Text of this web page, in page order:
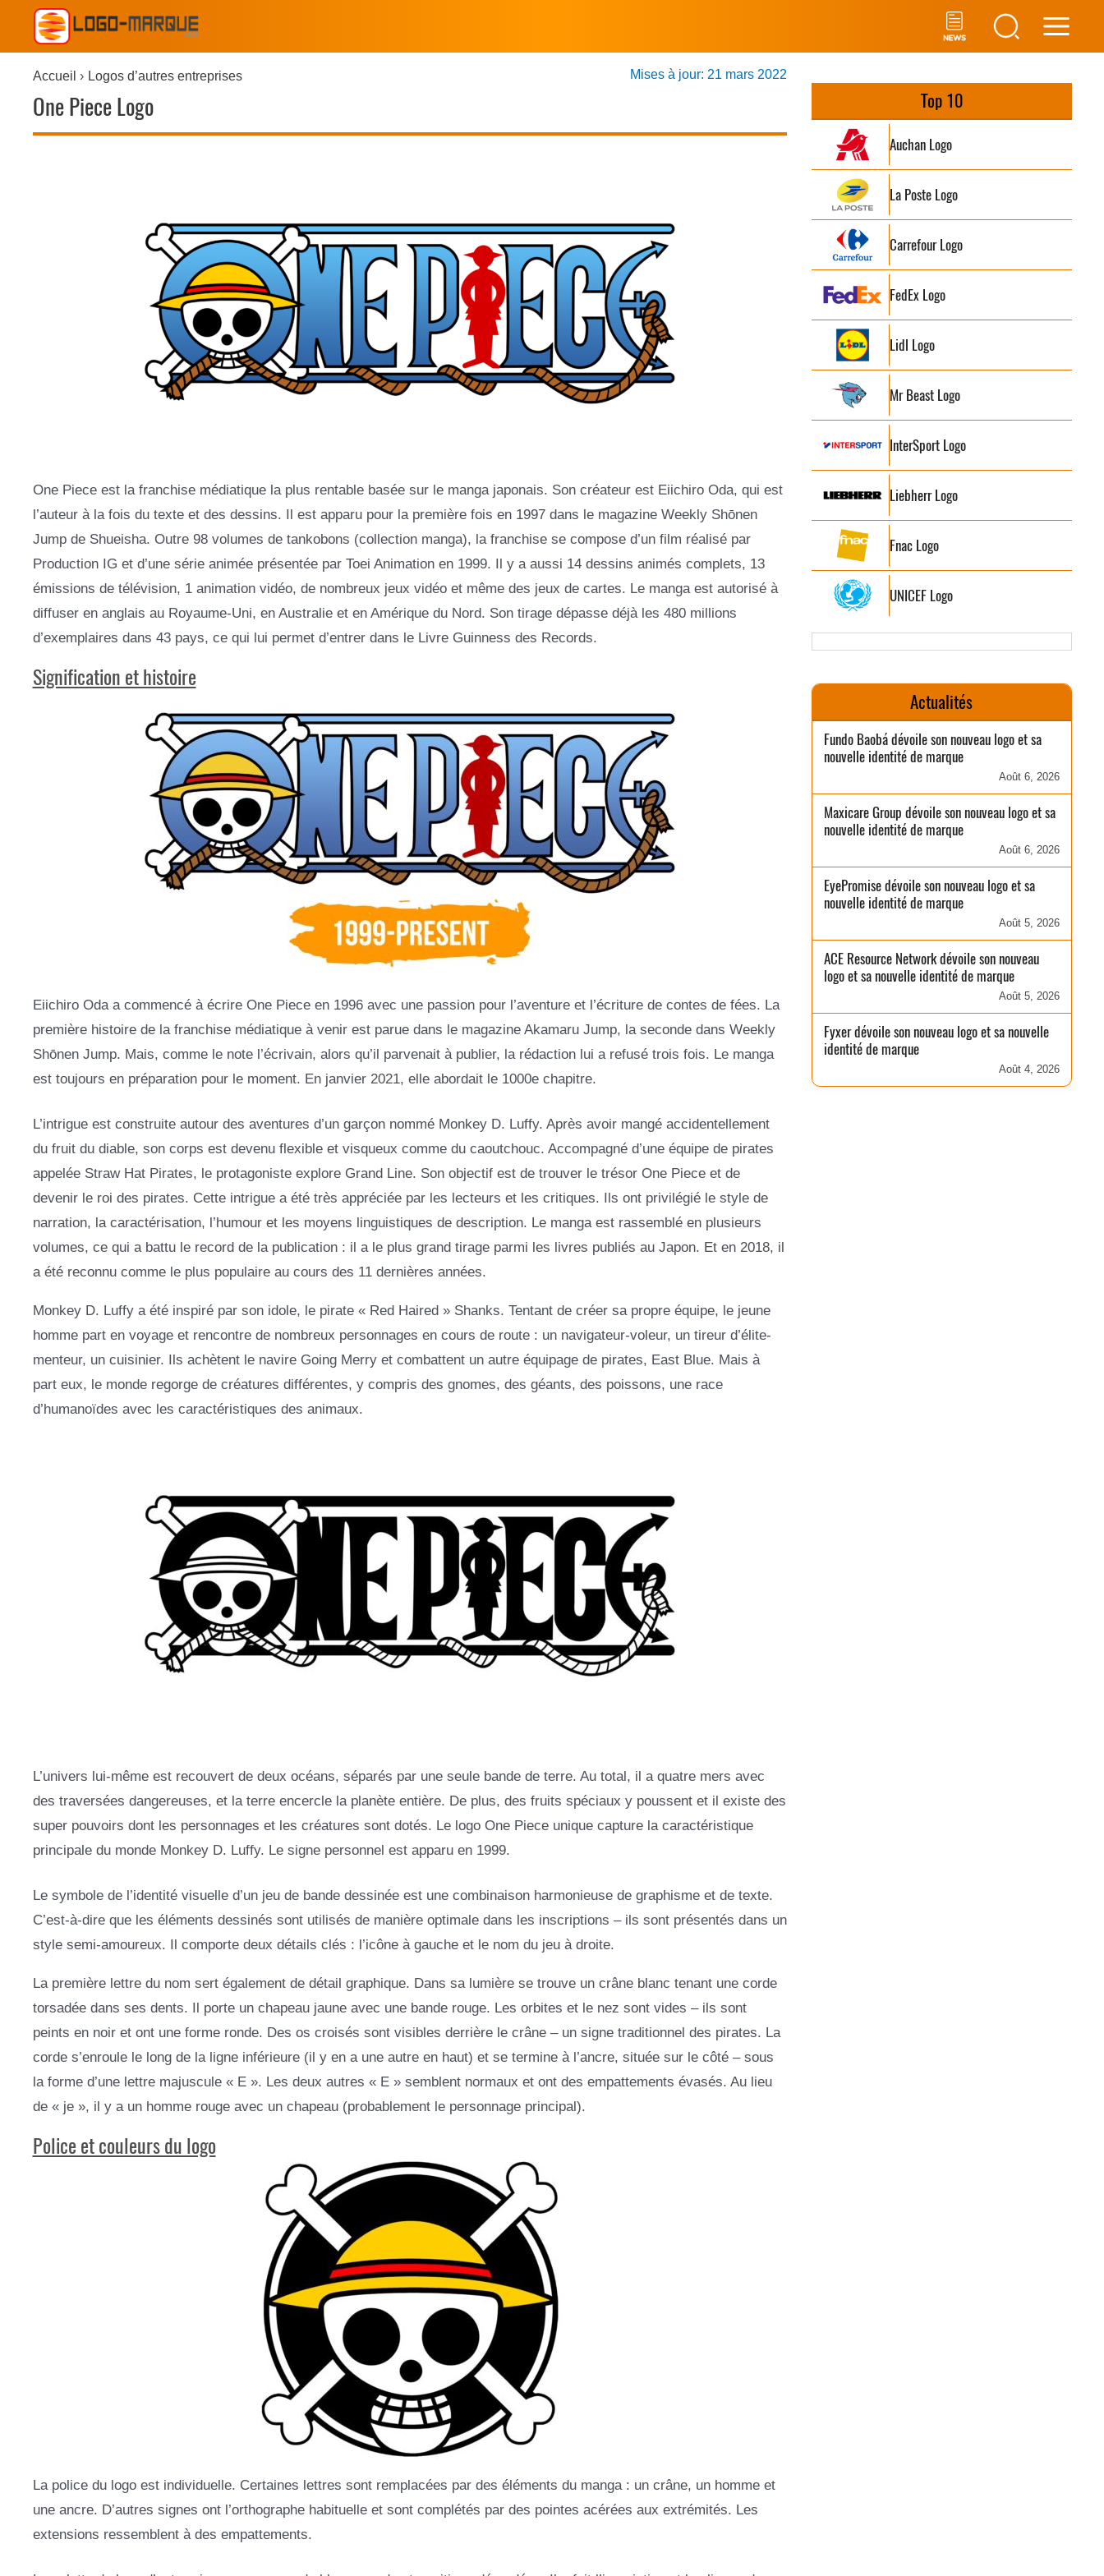
Accueil Logos d’autres entreprises
One Piece Logo
Mises à jour: 21 mars 2022
One Piece est la franchise médiatique la plus rentable basée sur le manga japonais. Son créateur est Eiichiro Oda, qui est
l’auteur à la fois du texte et des dessins. Il est apparu pour la première fois en 1997 dans le magazine Weekly Shōnen
Jump de Shueisha. Outre 98 volumes de tankobons (collection manga), la franchise se compose d’un film réalisé par
Production IG et d’une série animée présentée par Toei Animation en 1999. Il y a aussi 14 dessins animés complets, 13
émissions de télévision, 1 animation vidéo, de nombreux jeux vidéo et même des jeux de cartes. Le manga est autorisé à
diffuser en anglais au Royaume-Uni, en Australie et en Amérique du Nord. Son tirage dépasse déjà les 480 millions
d’exemplaires dans 43 pays, ce qui lui permet d’entrer dans le Livre Guinness des Records.
Signification et histoire
Eiichiro Oda a commencé à écrire One Piece en 1996 avec une passion pour l’aventure et l’écriture de contes de fées. La
première histoire de la franchise médiatique à venir est parue dans le magazine Akamaru Jump, la seconde dans Weekly
Shōnen Jump. Mais, comme le note l’écrivain, alors qu’il parvenait à publier, la rédaction lui a refusé trois fois. Le manga
est toujours en préparation pour le moment. En janvier 2021, elle abordait le 1000e chapitre.
L’intrigue est construite autour des aventures d’un garçon nommé Monkey D. Luffy. Après avoir mangé accidentellement
du fruit du diable, son corps est devenu flexible et visqueux comme du caoutchouc. Accompagné d’une équipe de pirates
appelée Straw Hat Pirates, le protagoniste explore Grand Line. Son objectif est de trouver le trésor One Piece et de
devenir le roi des pirates. Cette intrigue a été très appréciée par les lecteurs et les critiques. Ils ont privilégié le style de
narration, la caractérisation, l’humour et les moyens linguistiques de description. Le manga est rassemblé en plusieurs
volumes, ce qui a battu le record de la publication : il a le plus grand tirage parmi les livres publiés au Japon. Et en 2018, il
a été reconnu comme le plus populaire au cours des 11 dernières années.
Monkey D. Luffy a été inspiré par son idole, le pirate « Red Haired » Shanks. Tentant de créer sa propre équipe, le jeune
homme part en voyage et rencontre de nombreux personnages en cours de route : un navigateur-voleur, un tireur d’élite-
menteur, un cuisinier. Ils achètent le navire Going Merry et combattent un autre équipage de pirates, East Blue. Mais à
part eux, le monde regorge de créatures différentes, y compris des gnomes, des géants, des poissons, une race
d’humanoïdes avec les caractéristiques des animaux.
L’univers lui-même est recouvert de deux océans, séparés par une seule bande de terre. Au total, il a quatre mers avec
des traversées dangereuses, et la terre encercle la planète entière. De plus, des fruits spéciaux y poussent et il existe des
super pouvoirs dont les personnages et les créatures sont dotés. Le logo One Piece unique capture la caractéristique
principale du monde Monkey D. Luffy. Le signe personnel est apparu en 1999.
Le symbole de l’identité visuelle d’un jeu de bande dessinée est une combinaison harmonieuse de graphisme et de texte.
C’est-à-dire que les éléments dessinés sont utilisés de manière optimale dans les inscriptions – ils sont présentés dans un
style semi-amoureux. Il comporte deux détails clés : l’icône à gauche et le nom du jeu à droite.
La première lettre du nom sert également de détail graphique. Dans sa lumière se trouve un crâne blanc tenant une corde
torsadée dans ses dents. Il porte un chapeau jaune avec une bande rouge. Les orbites et le nez sont vides – ils sont
peints en noir et ont une forme ronde. Des os croisés sont visibles derrière le crâne – un signe traditionnel des pirates. La
corde s’enroule le long de la ligne inférieure (il y en a une autre en haut) et se termine à l’ancre, située sur le côté – sous
la forme d’une lettre majuscule « E ». Les deux autres « E » semblent normaux et ont des empattements évasés. Au lieu
de « je », il y a un homme rouge avec un chapeau (probablement le personnage principal).
Police et couleurs du logo
La police du logo est individuelle. Certaines lettres sont remplacées par des éléments du manga : un crâne, un homme et
une ancre. D’autres signes ont l’orthographe habituelle et sont complétés par des pointes acérées aux extrémités. Les
extensions ressemblent à des empattements.
Top 10
Auchan Logo
La Poste Logo
Carrefour Logo
FedEx Logo
Lidl Logo
Mr Beast Logo
InterSport Logo
Liebherr Logo
Fnac Logo
UNICEF Logo
Actualités
Fundo Baobá dévoile son nouveau logo et sa
nouvelle identité de marque
Août 6, 2026
Maxicare Group dévoile son nouveau logo et sa
nouvelle identité de marque
Août 6, 2026
EyePromise dévoile son nouveau logo et sa
nouvelle identité de marque
Août 5, 2026
ACE Resource Network dévoile son nouveau
logo et sa nouvelle identité de marque
Août 5, 2026
Fyxer dévoile son nouveau logo et sa nouvelle
identité de marque
Août 4, 2026